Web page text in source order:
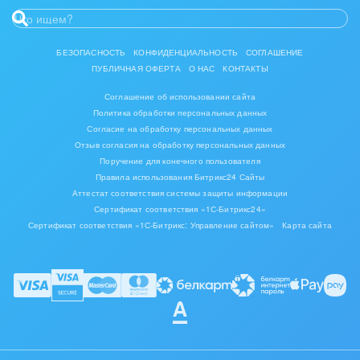
БЕЗОПАСНОСТЬ КОНФИДЕНЦИАЛЬНОСТЬ
СОГЛАШЕНИЕ
ПУБЛИЧНАЯ ОФЕРТА
О НАС КОНТАКТЫ
Соглашение об использовании сайта
Политика обработки персональных данных
Согласие на обработку персональных данных
Отзыв согласия на обработку персональных данных
Поручение для конечного пользователя
Правила использования Битрикс24 Сайты
Аттестат соответствия системы защиты информации
Сертификат соответствия «1С-Битрикс24»
Сертификат соответствия «1С-Битрикс: Управление сайтом»
Карта сайта